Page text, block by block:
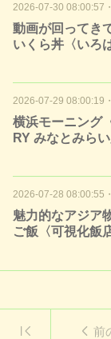
2026-07-30 08:00:57 ・
動画が回ってき
いくら丼〈いろ
2026-07-29 08:00:19 ・
横浜モーニング
RY みなとみら
2026-07-28 08:00:55 ・
魅力的なアジア
ご飯〈可視化飯
前